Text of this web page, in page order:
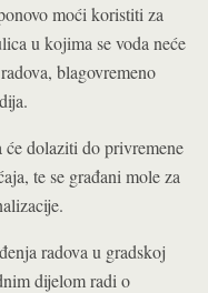
moći koristiti za
u kojima se voda neće
blagovremeno
dolaziti do privremene
te se građani mole za
radova u gradskoj
dijelom radi o